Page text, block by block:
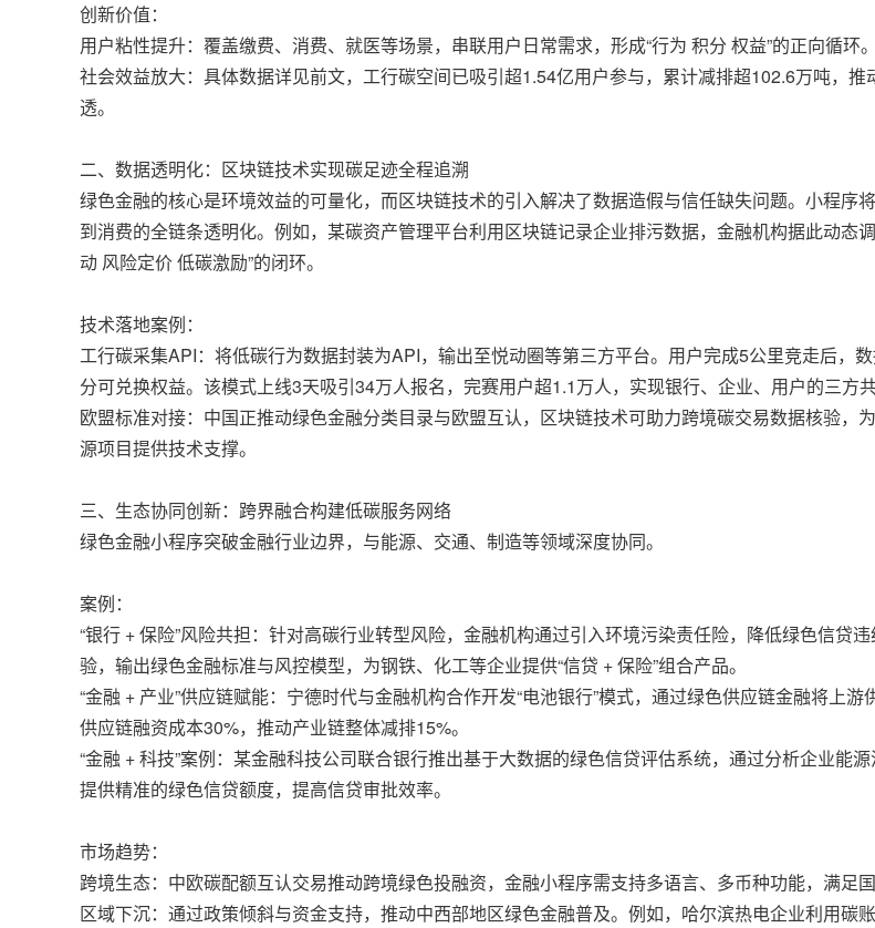
创新价值：
用户粘性提升：覆盖缴费、消费、就医等场景，串联用户日常需求，形成“行为 积分 权益”的正向循环。
社会效益放大：具体数据详见前文，工行碳空间已吸引超1.54亿用户参与，累计减排超102.6万吨，
透。
二、数据透明化：区块链技术实现碳足迹全程追溯
绿色金融的核心是环境效益的可量化，而区块链技术的引入解决了数据造假与信任缺失问题。小程序
到消费的全链条透明化。例如，某碳资产管理平台利用区块链记录企业排污数据，金融机构据此动态
动 风险定价 低碳激励”的闭环。
技术落地案例：
工行碳采集API：将低碳行为数据封装为API，输出至悦动圈等第三方平台。用户完成5公里竞走后，
分可兑换权益。该模式上线3天吸引34万人报名，完赛用户超1.1万人，实现银行、企业、用户的三方共
欧盟标准对接：中国正推动绿色金融分类目录与欧盟互认，区块链技术可助力跨境碳交易数据核验，
源项目提供技术支撑。
三、生态协同创新：跨界融合构建低碳服务网络
绿色金融小程序突破金融行业边界，与能源、交通、制造等领域深度协同。
案例：
“银行 + 保险”风险共担：针对高碳行业转型风险，金融机构通过引入环境污染责任险，降低绿色信贷
验，输出绿色金融标准与风控模型，为钢铁、化工等企业提供“信贷 + 保险”组合产品。
“金融 + 产业”供应链赋能：宁德时代与金融机构合作开发“电池银行”模式，通过绿色供应链金融将上
供应链融资成本30%，推动产业链整体减排15%。
“金融 + 科技”案例：某金融科技公司联合银行推出基于大数据的绿色信贷评估系统，通过分析企业能
提供精准的绿色信贷额度，提高信贷审批效率。
市场趋势：
跨境生态：中欧碳配额互认交易推动跨境绿色投融资，金融小程序需支持多语言、多币种功能，满足国
区域下沉：通过政策倾斜与资金支持，推动中西部地区绿色金融普及。例如，哈尔滨热电企业利用碳